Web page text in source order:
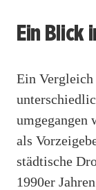
Ein Blick
Ein
umgegangen
als
städtische
1990er